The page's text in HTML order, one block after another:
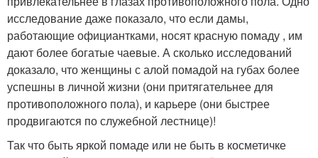
исследование даже показало, что если дамы,
работающие официантками, носят красную помаду , им
дают более богатые чаевые. А сколько исследований
доказало, что женщины с алой помадой на губах более
успешны в личной жизни (они притягательнее для
противоположного пола), и карьере (они быстрее
продвигаются по служебной лестнице)!
Так что быть яркой помаде или не быть в косметичке